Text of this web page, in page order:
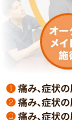
❶痛み、症状
❷痛み、症状
❸痛み、症状